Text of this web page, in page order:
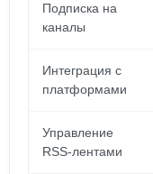
Подписка на
каналы
Интеграция с
платформами
Управление
RSS-лентами